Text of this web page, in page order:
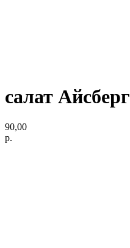
салат Айсберг
90,00
р.